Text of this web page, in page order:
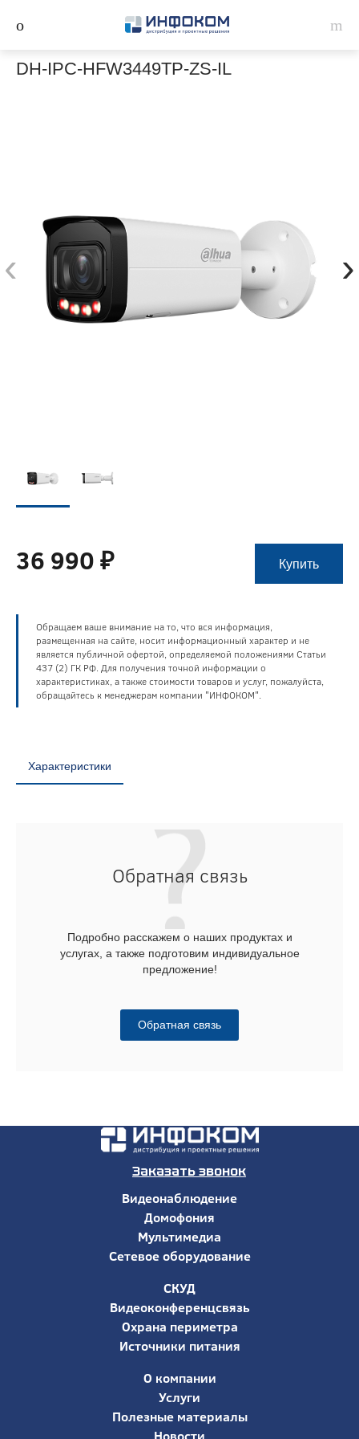
DH-IPC-HFW3449TP-ZS-IL
‹ ›
36 990 ₽ Купить
Обращаем ваше внимание на то, что вся информация,
размещенная на сайте, носит информационный характер и не
является публичной офертой, определяемой положениями Статьи
437 (2) ГК РФ. Для получения точной информации о
характеристиках, а также стоимости товаров и услуг, пожалуйста,
обращайтесь к менеджерам компании "ИНФОКОМ".
Характеристики
Обратная связь
Подробно расскажем о наших продуктах и
услугах, а также подготовим индивидуальное
предложение!
Обратная связь
Заказать звонок
Видеонаблюдение
Домофония
Мультимедиа
Сетевое оборудование
СКУД
Видеоконференцсвязь
Охрана периметра
Источники питания
О компании
Услуги
Полезные материалы